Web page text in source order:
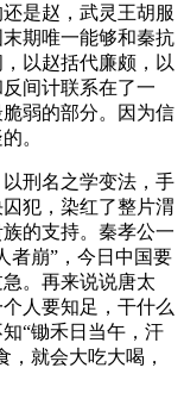
是赵，武灵王胡服
期唯一能够和秦抗
以赵括代廉颇，以
间计联系在了一
弱的部分。因为信
。
刑名之学变法，手
犯，染红了整片渭
的支持。秦孝公一
者崩”，今日中国要
。再来说说唐太
人要知足，干什么
“锄禾日当午，汗
，就会大吃大喝，